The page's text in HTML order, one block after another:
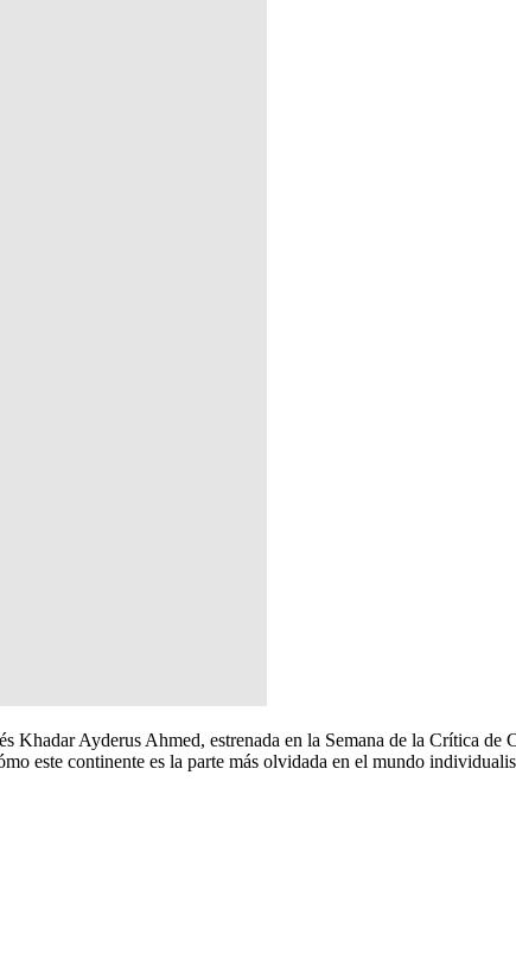
Khadar Ayderus Ahmed, estrenada en la Semana de la Crítica
este continente es la parte más olvidada en el mundo